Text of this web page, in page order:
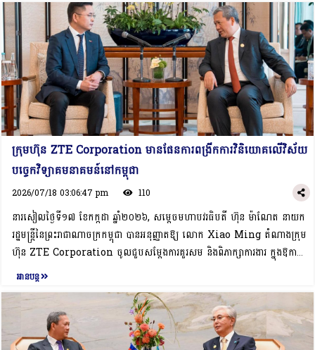
ទាក់ទាញវិនិយោគបន្ថែមលើវិស័យនេះ។ ទន្ទឹមនឹងនេះ, សម្ដេចធិបតីក៏បានសង្កត់ធ្ងន់ថា
បច្ចុប្បន្នក្រសួងប្រៃសណីយ៍ និងទូរគមនាគមន៍ កំពុងរៀបចំកសាងក្របខ័ណ្ឌគតិយុត្ត
ដើម្បីគ្រប់គ្រងសេវាអ៊ីនធឺណិត និងទំនាក់ទំនង​ តាមប្រព័ន្ធផ្កាយរណប។ នៅពេលដែល
ក្របខ័ណ្ឌគតិយុត្តនេះត្រូវបានដាក់ឱ្យអនុវត្តជាផ្លូវការ, អាទិភាពរបស់រាជរដ្ឋាភិបាល​ គឺការ
ដាក់ពង្រាយសេវាអ៊ីនធឺណិត និងទំនាក់ទំនងទៅកាន់តំបន់ជនបទដាច់ស្រយាល ព្រម
ទាំងទប់ស្កាត់ការប្រើប្រាស់សេវាអ៊ីនធឺណិត និងទំនាក់ទំនង ក្នុងផ្លូវខុស (Misuse)។ជាទី
បញ្ចប់, សម្តេចធិបតីបានលើកទឹកចិត្តឱ្យក្រុមហ៊ុនបន្តកិច្ចពិភាក្សាលម្អិតជាមួយក្រសួង
ប្រៃសណីយ៍ និងទូរគមនាគមន៍កម្ពុជា ដើម្បីពិនិត្យលទ្ធភាពជាក់ស្តែងក្នុងការចាប់យក
ឱកាសវិនិយោគនៅកម្ពុជា៕
មានិតចិន ពីថ្ងៃទី១៥-១៧ ខែកក្កដា ឆ្នាំ២០២៦។ក្នុងឱកាសនៃជំនួប, លោកប្រធានក្រុម
ហ៊ុនSCG បានគោរពជម្រាបជូនសម្តេចធិបតីអំពីប្រតិបត្តិការអាជីវកម្មរបស់ក្រុមហ៊ុននៅ
ប្រទេសចិន និង​នៅតាមបណ្តាប្រទេសនានាក្នុងពិភពលោក ព្រមទាំង​ប្រតិបត្តិការ​អាជីវកម្ម​
នៅកម្ពុជា។ លោកប្រធានក្រុមហ៊ុន បានបញ្ជាក់ថា ក្រុមហ៊ុនបានបោះទុនវិនិយោគនៅក្នុង
កម្ពុជា ចាប់តាំងពីឆ្នាំ២០០៤ ដោយក្រុម​ហ៊ុនបានចូលរួមអនុវត្តគម្រោងស្ថាបនាហេដ្ឋារចនា
សម្ព័ន្ធសំខាន់ៗជាច្រើន ដូចជា៖ ការកសាងផ្លូវថ្នល់, ទំនប់វារីអគ្គិសនី, ស្ពានធំៗ និង
គម្រោងហេដ្ឋារចនាសម្ព័ន្ធ ជាដើម។ បច្ចុប្បន្ន, ក្រុមហ៊ុនក៏កំពុងប្រតិបត្តិការលើគម្រោងនៃ
ការកសាងផ្លូវជាតិចំនួន ០២ ខ្សែបន្ថែមទៀត នៅក្នុងព្រះរាជាណាចក្រកម្ពុជា។ ទន្ទឹមនឹង
នោះ,លោកប្រធានក្រុមហ៊ុនក៏បានបង្ហាញពីបំណងក្នុងការពង្រីកការវិនិយោគរបស់ខ្លួន
លើការ​អភិវឌ្ឍ​ហេដ្ឋារចនាសម្ព័ន្ធ​នៅកម្ពុជាបន្ថែមទៀត។ជាការឆ្លើយតប, សម្តេចធិបតីបាន
វាយតម្លៃខ្ពស់ចំពោះក្រុមហ៊ុន ដែលបានចូលរួមចំណែកយ៉ាងសកម្មក្នុងការកសាងហេដ្ឋា
រចនាសម្ព័ន្ធនៅកម្ពុជា។ សម្តេចធិបតីបានសង្កត់ធ្ងន់ថា ហេដ្ឋារចនាសម្ព័ន្ធ គឺជាវិស័យ
អាទិភាពដែលរាជរដ្ឋាភិបាលតែងតែយកចិត្តទុកដាក់ និងផ្តល់អាទិភាពខ្ពស់ ដោយបាននិង
កំពុងខិតខំក្នុងការកសាងនូវហេដ្ឋារចនាសម្ព័ន្ធជាច្រើន​ ជាបន្តបន្ទាប់។ សម្តេចធិបតីក៏
បានគូសបញ្ជាក់អំពីការបន្តគាំទ្ររបស់រាជរដ្ឋាភិបាលដល់ប្រតិបត្តិការអាជីវកម្ម ក៏ដូចជាការ
អនុវត្តគម្រោងនានារបស់ក្រុមហ៊ុននៅកម្ពុជា។ ជាមួយគ្នានោះ, សម្តេចធិបតីបានលើកទឹក
ចិត្តឱ្យក្រុមហ៊ុនយកចិត្តទុកដាក់ក្នុងការចូលរួមចំណែកលើការបណ្តុះបណ្តាលធនធាន
មនុស្សលើការកសាងហេដ្ឋារចនាសម្ព័ន្ធ ក៏ដូចជាជំនាញវិស្វកម្ម​ ដល់ពលរដ្ឋកម្ពុជា។ជាទី
បញ្ចប់, សម្តេចធិបតីបានលើកទឹកចិត្តឱ្យក្រុមហ៊ុនបន្តផ្សារភ្ជាប់ទំនាក់ទំនង និងកិច្ច
ក្រុមហ៊ុន ZTE Corporation មានផែនការពង្រីកការវិនិយោគលើវិស័យ
បច្ចេកវិទ្យាគមនាគមន៍នៅកម្ពុជា
2026/07/18 03:06:47 pm 110
នារសៀលថ្ងៃទី១៧ ខែកក្កដា ឆ្នាំ២០២៦, សម្តេចមហាបវរធិបតី ហ៊ុន ម៉ាណែត នាយក
រដ្ឋមន្ត្រីនៃព្រះរាជាណាចក្រកម្ពុជា បានអនុញ្ញាតឱ្យ លោក Xiao Ming តំណាងក្រុម
ហ៊ុន ZTE Corporation ចូលជួបសម្ដែងការគួរសម និងពិភាក្សាការងារ ក្នុងឱកាស
នៃការអញ្ជើញបំពេញទស្សនកិច្ចការងារ និងចូលរួមសន្និសីទបញ្ញាសិប្បនិម្មិតពិភពលោក​
ឆ្នាំ២០២៦ នៅសាធារណរដ្ឋប្រជាមានិតចិន ពីថ្ងៃទី១៥-១៧ ខែកក្កដា ឆ្នាំ២០២៦។ក្នុង
ឱកាសនៃជំនួប, លោកតំណាងក្រុមហ៊ុន ZTE Corporation បានគោរពជម្រាបជូន
សម្ដេចធិបតីអំពីដំណើរការប្រតិបត្តិការអាជីវកម្មរបស់ក្រុមហ៊ុន ដោយបានបញ្ជាក់ថា ក្រុម
ហ៊ុនផ្តោតអាជីវកម្មលើការផ្គត់ផ្គង់សម្ភារៈបរិក្ខារទូរគមនាគមន៍ និងផ្តល់ដំណោះស្រាយ
អានបន្ត